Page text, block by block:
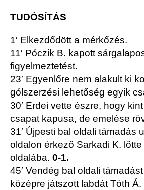
TUDÓSÍTÁS
1′ Elkezdődött a mérkőzés.
11′ Póczik B. kapott
figyelmeztetést.
23′ Egyenlőre nem alakult ki
gólszerzési lehetőség egyik
30′ Erdei vette észre, hogy
csapat kapusa, de emelése
31′ Újpesti bal oldali támadás
oldalon érkező Sarkadi K. lőtte
oldalába. 0-1.
45′ Vendég bal oldali
középre játszott labdát Tóth